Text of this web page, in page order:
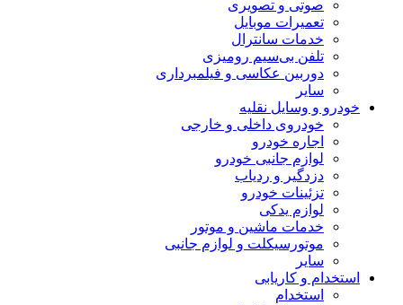
صوتی و تصویری
تعمیرات موبایل
خدمات سانترال
تلفن بی‌سیم رومیزی
دوربین عکاسی و فیلمبرداری
سایر
خودرو و وسایل نقلیه
خودروی داخلی و خارجی
اجاره خودرو
لوازم جانبی خودرو
دزدگیر و ردیاب
تزئینات خودرو
لوازم یدکی
خدمات ماشین و موتور
موتورسیکلت و لوازم جانبی
سایر
استخدام و کاریابی
استخدام